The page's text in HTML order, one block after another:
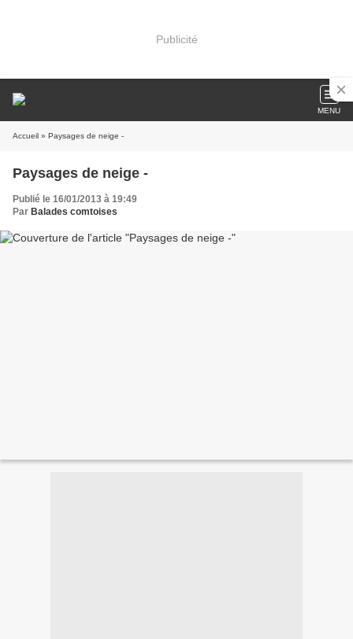
Publicité
MENU
Accueil » Paysages de neige -
Paysages de neige -
Publié le 16/01/2013 à 19:49
Par Balades comtoises